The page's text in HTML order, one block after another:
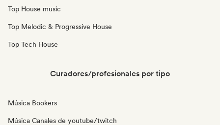
Top House music
Top Melodic & Progressive House
Top Tech House
Curadores/profesionales por tipo
Música Bookers
Música Canales de youtube/twitch